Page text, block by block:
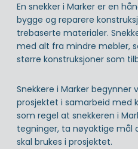
En snekker i Marker er en
bygge og reparere
trebaserte materialer.
med alt fra mindre møbler,
større konstruksjoner som
Snekkere i Marker begynner
prosjektet i samarbeid med
som regel at snekkeren i
tegninger, ta nøyaktige mål
skal brukes i prosjektet.